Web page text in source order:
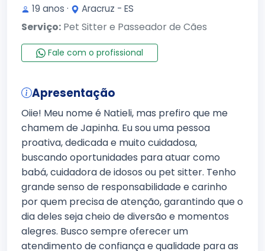
19 anos · Aracruz - ES
Serviço: Pet Sitter e Passeador de Cães
Fale com o profissional
Apresentação
Oiie! Meu nome é Natieli, mas prefiro que me
chamem de Japinha. Eu sou uma pessoa
proativa, dedicada e muito cuidadosa,
buscando oportunidades para atuar como
babá, cuidadora de idosos ou pet sitter. Tenho
grande senso de responsabilidade e carinho
por quem precisa de atenção, garantindo que o
dia deles seja cheio de diversão e momentos
alegres. Busco sempre oferecer um
atendimento de confiança e qualidade para as